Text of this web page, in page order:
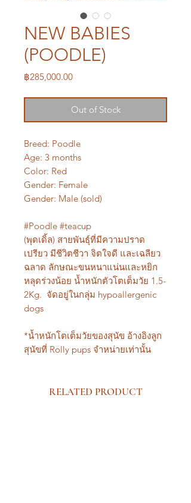
NEW BABIES
(POODLE)
฿285,000.00Price
Out of Stock
Breed: Poodle
Age: 3 months
Color: Red
Gender: Female
Gender: Male (sold)
#Poodle #teacup
(พุดเดิ้ล) สายพันธุ์ที่มีความปราด
เปรียว มีชีวิตชีวา จิตใจดี และเฉลียว
ฉลาด ลักษณะขนหนาแน่นและหยิก
หลุดร่วงน้อย น้ำหนักตัวโตเต็มวัย 1.5-
2Kg. จัดอยู่ในกลุ่ม hypoallergenic
dogs
*น้ำหนักโตเต็มวัยของสุนัข อ้างอิงลูก
สุนัขที่ Rolly pups จำหน่ายเท่านั้น
RELATED PRODUCT